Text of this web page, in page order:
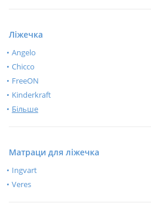
Ліжечка
Angelo
Chicco
FreeON
Kinderkraft
Більше
Матраци для ліжечка
Ingvart
Veres